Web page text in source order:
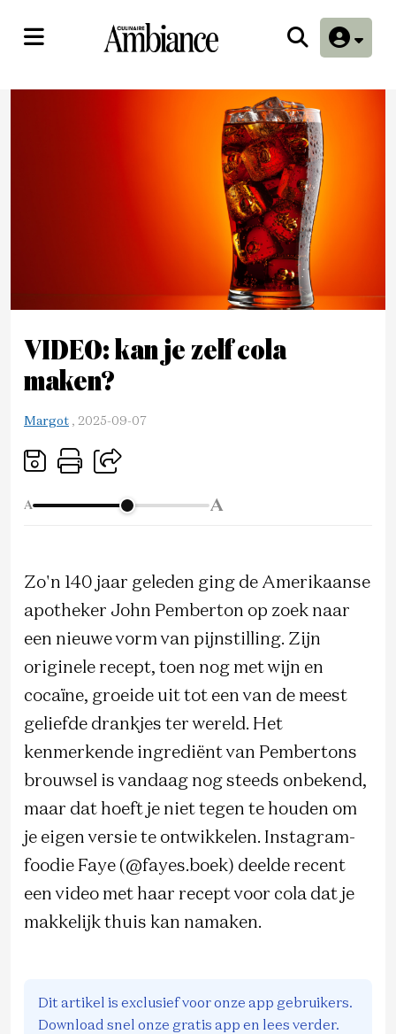
VIDEO: kan je zelf cola
maken?
Margot , 2025-09-07
A A
Zo'n 140 jaar geleden ging de Amerikaanse
apotheker John Pemberton op zoek naar
een nieuwe vorm van pijnstilling. Zijn
originele recept, toen nog met wijn en
cocaïne, groeide uit tot een van de meest
geliefde drankjes ter wereld. Het
kenmerkende ingrediënt van Pembertons
brouwsel is vandaag nog steeds onbekend,
maar dat hoeft je niet tegen te houden om
je eigen versie te ontwikkelen. Instagram-
foodie Faye (@fayes.boek) deelde recent
een video met haar recept voor cola dat je
makkelijk thuis kan namaken.
Dit artikel is exclusief voor onze app gebruikers.
Download snel onze gratis app en lees verder.